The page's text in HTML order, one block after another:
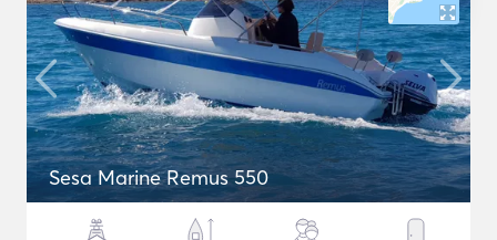
Sesa Marine Remus 550